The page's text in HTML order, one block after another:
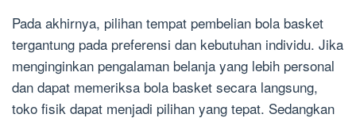
Pada akhirnya, pilihan tempat pembelian bola basket
tergantung pada preferensi dan kebutuhan individu. Jika
menginginkan pengalaman belanja yang lebih personal
dan dapat memeriksa bola basket secara langsung,
toko fisik dapat menjadi pilihan yang tepat. Sedangkan